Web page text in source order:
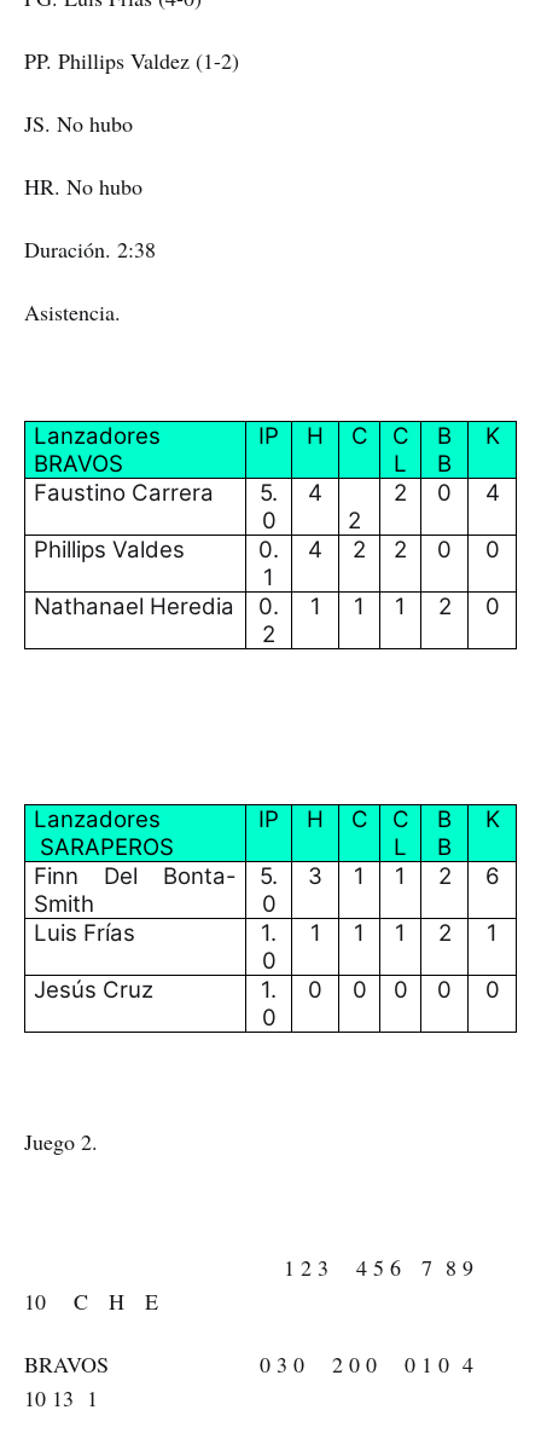
PP. Phillips Valdez (1-2)
JS. No hubo
HR. No hubo
Duración. 2:38
Asistencia.
Lanzadores
BRAVOS
IP H C
C
L
B
B
K
Faustino Carrera
5.
0
4
2
2 0 4
Phillips Valdes
0.
1
4 2 2 0 0
Nathanael Heredia
0.
2
1 1 1 2 0
Lanzadores
SARAPEROS
IP H C
C
L
B
B
K
Finn Del Bonta-
Smith
5.
0
3 1 1 2 6
Luis Frías
1.
0
1 1 1 2 1
Jesús Cruz
1.
0
0 0 0 0 0
Juego 2.
1 2 3 4 5 6 7 8 9
10 C H E
BRAVOS 0 3 0 2 0 0 0 1 0 4
10 13 1